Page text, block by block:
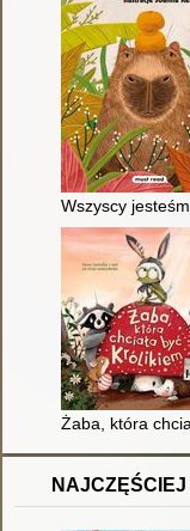
Wszyscy
Żaba, która